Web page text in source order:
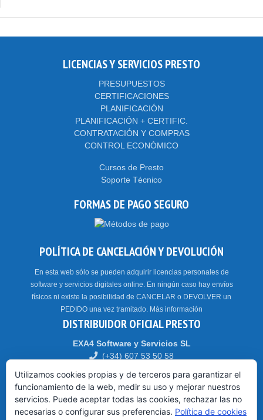
LICENCIAS Y SERVICIOS PRESTO
PRESUPUESTOS
CERTIFICACIONES
PLANIFICACIÓN
PLANIFICACIÓN + CERTIFIC.
CONTRATACIÓN Y COMPRAS
CONTROL ECONÓMICO
Cursos de Presto
Soporte Técnico
FORMAS DE PAGO SEGURO
POLÍTICA DE CANCELACIÓN Y DEVOLUCIÓN
En esta web sólo se pueden adquirir licencias personales de
software y servicios digitales online. En ningún caso hay envíos
físicos ni existe la posibilidad de CANCELAR o DEVOLVER un
PEDIDO una vez tramitado.
Más información
DISTRIBUIDOR OFICIAL PRESTO
EXA4 Software y Servicios SL
(+34) 607 53 50 58
HORARIO: CET // CEST (Madrid)
De 9:00 a 14:00 y de 15:00 a 18:30
Utilizamos cookies propias y de terceros para garantizar el
funcionamiento de la web, medir su uso y mejorar nuestros
servicios. Puede aceptar todas las cookies, rechazar las no
necesarias o configurar sus preferencias. Política de cookies